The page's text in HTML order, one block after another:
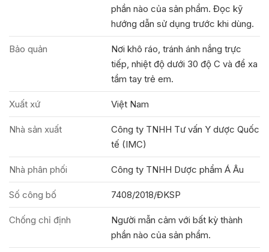
phần nào của sản phẩm. Đọc kỹ
hướng dẫn sử dụng trước khi dùng.
Bảo quản
Nơi khô ráo, tránh ánh nắng trực
tiếp, nhiệt độ dưới 30 độ C và để xa
tầm tay trẻ em.
Xuất xứ Việt Nam
Nhà sản xuất
Công ty TNHH Tư vấn Y dược Quốc
tế (IMC)
Nhà phân phối Công ty TNHH Dược phẩm Á Âu
Số công bố 7408/2018/ĐKSP
Chống chỉ định
Người mẫn cảm với bất kỳ thành
phần nào của sản phẩm.